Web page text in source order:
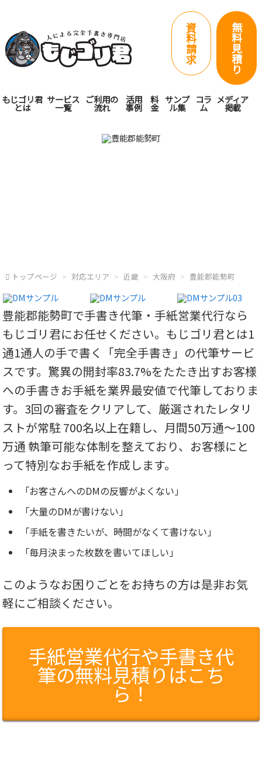
資
料
請
求
無
料
見
積
り
もじゴリ君
とは
サービス
一覧
ご利用の
流れ
活用
事例
料
金
サンプ
ル集
コラ
ム
メディア
掲載
トップページ 対応エリア 近畿 大阪府 豊能郡能勢町
豊能郡能勢町で手書き代筆・手紙営業代行なら
もじゴリ君にお任せください。もじゴリ君とは1
通1通人の手で書く「完全手書き」の代筆サービ
スです。驚異の開封率83.7%をたたき出すお客様
への手書きお手紙を業界最安値で代筆しておりま
す。3回の審査をクリアして、厳選されたレタリ
ストが常駐 700名以上在籍し、月間50万通～100
万通 執筆可能な体制を整えており、お客様にと
って特別なお手紙を作成します。
「お客さんへのDMの反響がよくない」
「大量のDMが書けない」
「手紙を書きたいが、時間がなくて書けない」
「毎月決まった枚数を書いてほしい」
このようなお困りごとをお持ちの方は是非お気
軽にご相談ください。
手紙営業代行や手書き代
筆の無料見積りはこち
ら！